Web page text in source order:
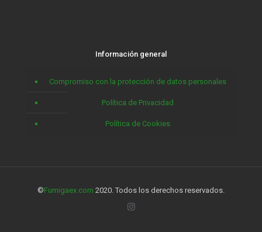
Información general
Compromiso con la protección de datos personales
Política de Privacidad
Política de Cookies
©Fumigaex.com 2020. Todos los derechos reservados.